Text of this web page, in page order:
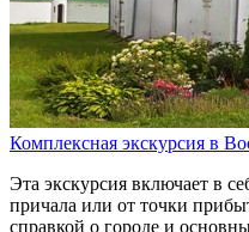
Комплексная экскурсия в
Эта экскурсия включает в
причала или от точки
справкой о городе и